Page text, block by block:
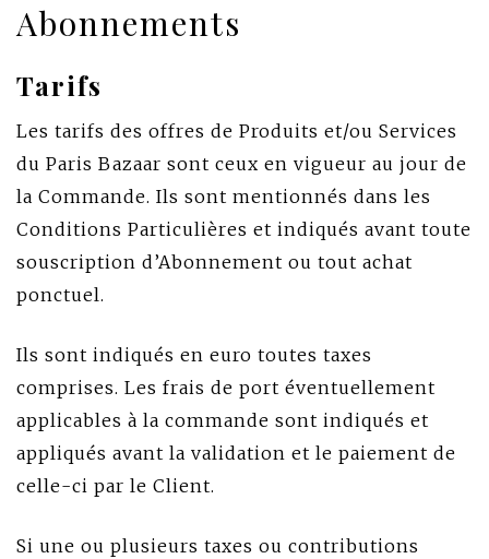
Abonnements
Tarifs
Les tarifs des offres de Produits et/ou Services
du Paris Bazaar sont ceux en vigueur au jour de
la Commande. Ils sont mentionnés dans les
Conditions Particulières et indiqués avant toute
souscription d’Abonnement ou tout achat
ponctuel.
Ils sont indiqués en euro toutes taxes
comprises. Les frais de port éventuellement
applicables à la commande sont indiqués et
appliqués avant la validation et le paiement de
celle-ci par le Client.
Si une ou plusieurs taxes ou contributions